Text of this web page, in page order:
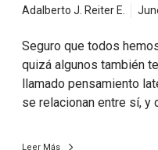
Adalberto J. Reiter E.
Seguro que todos
quizá algunos también
llamado pensamiento
se relacionan entre sí, y
Leer Más